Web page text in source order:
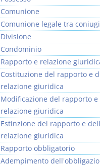
Comunione
Comunione legale tra coniugi
Divisione
Condominio
Rapporto e relazione
Costituzione del rapporto e
relazione giuridica
Modificazione del rapporto e
relazione giuridica
Estinzione del rapporto e
relazione giuridica
Rapporto obbligatorio
Adempimento